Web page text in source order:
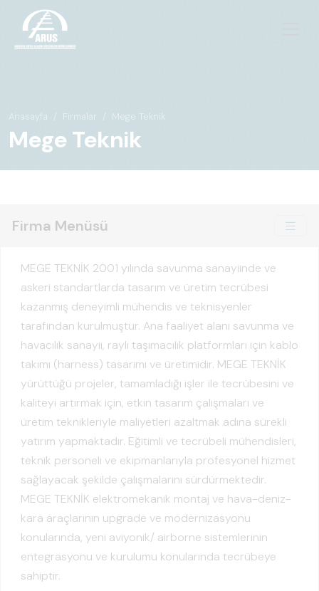
Anasayfa Firmalar Mege Teknik
Mege Teknik
Firma Menüsü
MEGE TEKNİK 2001 yılında savunma sanayiinde ve
askeri standartlarda tasarım ve üretim tecrübesi
kazanmış deneyimli mühendis ve teknisyenler
tarafından kurulmuştur. Ana faaliyet alanı savunma ve
havacılık sanayii, raylı taşımacılık platformları için kablo
takımı (harness) tasarımı ve üretimidir. MEGE TEKNİK
yürüttüğü projeler, tamamladığı işler ile tecrübesini ve
kaliteyi artırmak için, etkin tasarım çalışmaları ve
üretim teknikleriyle maliyetleri azaltmak adına sürekli
yatırım yapmaktadır. Eğitimli ve tecrübeli mühendisleri,
teknik personeli ve ekipmanlarıyla profesyonel hizmet
sağlayacak şekilde çalışmalarını sürdürmektedir.
MEGE TEKNİK elektromekanik montaj ve hava-deniz-
kara araçlarının upgrade ve modernizasyonu
konularında, yeni aviyonik/ airborne sistemlerinin
entegrasyonu ve kurulumu konularında tecrübeye
sahiptir.